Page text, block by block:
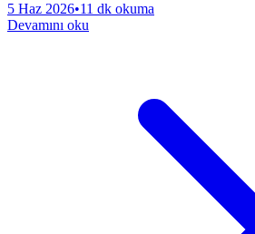
5 Haz 2026•11 dk okuma
Devamını oku